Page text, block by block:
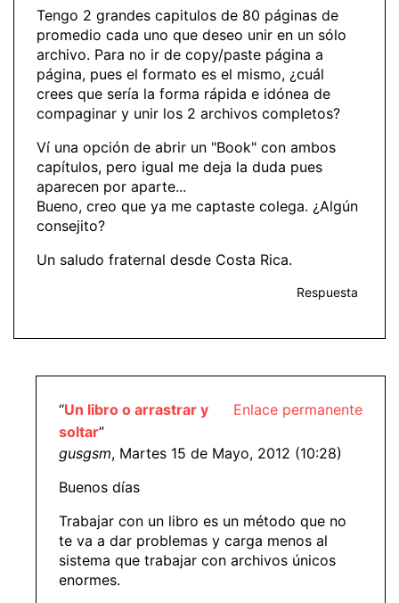
Tengo 2 grandes capitulos de 80 páginas de
promedio cada uno que deseo unir en un sólo
archivo. Para no ir de copy/paste página a
página, pues el formato es el mismo, ¿cuál
crees que sería la forma rápida e idónea de
compaginar y unir los 2 archivos completos?
Ví una opción de abrir un "Book" con ambos
capítulos, pero igual me deja la duda pues
aparecen por aparte...
Bueno, creo que ya me captaste colega. ¿Algún
consejito?
Un saludo fraternal desde Costa Rica.
Respuesta
Enlace permanente
“Un libro o arrastrar y
soltar”
gusgsm, Martes 15 de Mayo, 2012 (10:28)
Buenos días
Trabajar con un libro es un método que no
te va a dar problemas y carga menos al
sistema que trabajar con archivos únicos
enormes.